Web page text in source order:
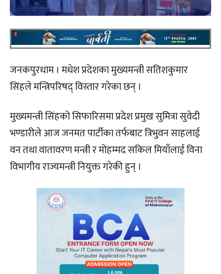
जनकपुरधाम । मधेश प्रदेशका मुख्यमन्त्री सतिशकुमार
सिंहले मन्त्रिपरिषद् विस्तार गरेका छन् ।
मुख्यमन्त्री सिंहको सिफारिसमा प्रदेश प्रमुख सुमित्रा सुवेदी
भण्डारीले आज जनमत पार्टीका तर्फबाट त्रिभुवन साहलाई
वन तथा वातावरण मन्त्री र मोहम्मद सकिल मियाँलाई विना
विभागीय राज्यमन्त्री नियुक्त गरेकी हुन् ।